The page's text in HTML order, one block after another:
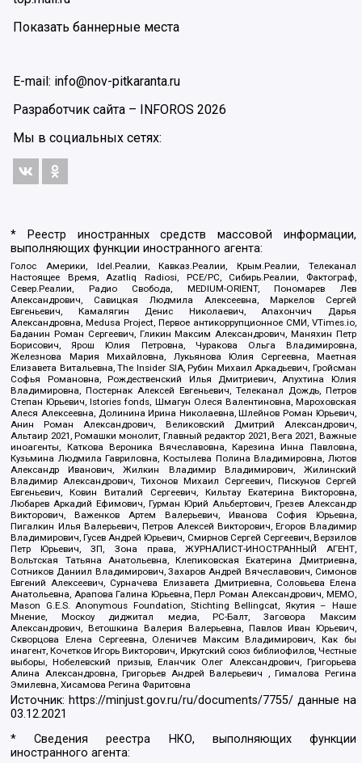
Показать баннерные места
E-mail: info@nov-pitkaranta.ru
Разработчик сайта –
INFOROS 2026
Мы в социальных сетях:
* Реестр иностранных средств массовой информации,
выполняющих функции иностранного агента:
Голос Америки, Idel.Реалии, Кавказ.Реалии, Крым.Реалии, Телеканал
Настоящее Время, Azatliq Radiosi, PCE/PC, Сибирь.Реалии, Фактограф,
Север.Реалии, Радио Свобода, MEDIUM-ORIENT, Пономарев Лев
Александрович, Савицкая Людмила Алексеевна, Маркелов Сергей
Евгеньевич, Камалягин Денис Николаевич, Апахончич Дарья
Александровна, Medusa Project, Первое антикоррупционное СМИ, VTimes.io,
Баданин Роман Сергеевич, Гликин Максим Александрович, Маняхин Петр
Борисович, Ярош Юлия Петровна, Чуракова Ольга Владимировна,
Железнова Мария Михайловна, Лукьянова Юлия Сергеевна, Маетная
Елизавета Витальевна, The Insider SIA, Рубин Михаил Аркадьевич, Гройсман
Софья Романовна, Рождественский Илья Дмитриевич, Апухтина Юлия
Владимировна, Постернак Алексей Евгеньевич, Телеканал Дождь, Петров
Степан Юрьевич, Istories fonds, Шмагун Олеся Валентиновна, Мароховская
Алеся Алексеевна, Долинина Ирина Николаевна, Шлейнов Роман Юрьевич,
Анин Роман Александрович, Великовский Дмитрий Александрович,
Альтаир 2021, Ромашки монолит, Главный редактор 2021, Вега 2021, Важные
иноагенты, Каткова Вероника Вячеславовна, Карезина Инна Павловна,
Кузьмина Людмила Гавриловна, Костылева Полина Владимировна, Лютов
Александр Иванович, Жилкин Владимир Владимирович, Жилинский
Владимир Александрович, Тихонов Михаил Сергеевич, Пискунов Сергей
Евгеньевич, Ковин Виталий Сергеевич, Кильтау Екатерина Викторовна,
Любарев Аркадий Ефимович, Гурман Юрий Альбертович, Грезев Александр
Викторович, Важенков Артем Валерьевич, Иванова София Юрьевна,
Пигалкин Илья Валерьевич, Петров Алексей Викторович, Егоров Владимир
Владимирович, Гусев Андрей Юрьевич, Смирнов Сергей Сергеевич, Верзилов
Петр Юрьевич, ЗП, Зона права, ЖУРНАЛИСТ-ИНОСТРАННЫЙ АГЕНТ,
Вольтская Татьяна Анатольевна, Клепиковская Екатерина Дмитриевна,
Сотников Даниил Владимирович, Захаров Андрей Вячеславович, Симонов
Евгений Алексеевич, Сурначева Елизавета Дмитриевна, Соловьева Елена
Анатольевна, Арапова Галина Юрьевна, Перл Роман Александрович, МЕМО,
Mason G.E.S. Anonymous Foundation, Stichting Bellingcat, Якутия – Наше
Мнение, Москоу диджитал медиа, РС-Балт, Заговора Максим
Александрович, Ветошкина Валерия Валерьевна, Павлов Иван Юрьевич,
Скворцова Елена Сергеевна, Оленичев Максим Владимирович, Как бы
инагент, Кочетков Игорь Викторович, Иркутский союз библиофилов, Честные
выборы, Нобелевский призыв, Еланчик Олег Александрович, Григорьева
Алина Александровна, Григорьев Андрей Валерьевич , Гималова Регина
Эмилевна, Хисамова Регина Фаритовна
Источник: https://minjust.gov.ru/ru/documents/7755/ данные на
03.12.2021
* Сведения реестра НКО, выполняющих функции
иностранного агента: